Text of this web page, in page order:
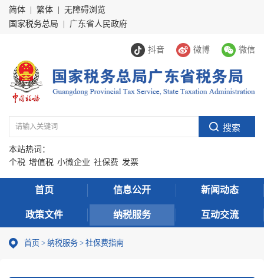
简体 繁体
无障碍浏览
国家税务总局
广东省人民政府
抖音 微博 微信
本站热词：
个税 增值税 小微企业 社保费 发票
首页 信息公开 新闻动态
政策文件 纳税服务 互动交流
首页 > 纳税服务 > 社保费指南